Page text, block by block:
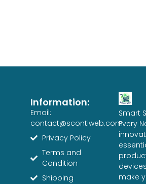
Information:
Email:
contact@scontiweb.com
Privacy Policy
Terms and
Condition
Shipping
Smart
Every
make